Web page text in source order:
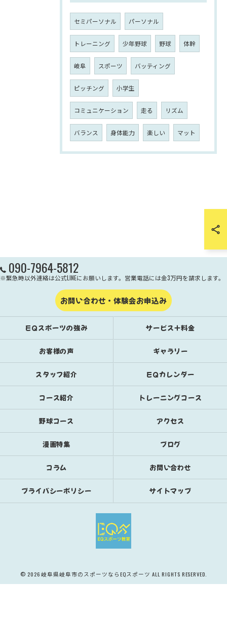
セミパーソナル パーソナル
トレーニング 少年野球 野球 体幹
岐阜 スポーツ バッティング
ピッチング 小学生
コミュニケーション 走る リズム
バランス 身体能力 楽しい マット
090-7964-5812
※緊急時以外連絡は公式LINEにお願いします。営業電話には金3万円を請求します。
お問い合わせ・体験会お申込み
EQスポーツの強み サービス＋料金
お客様の声 ギャラリー
スタッフ紹介 EQカレンダー
コース紹介 トレーニングコース
野球コース アクセス
漫画特集 ブログ
コラム お問い合わせ
プライバシーポリシー サイトマップ
© 2026 岐阜県岐阜市のスポーツならEQスポーツ ALL RIGHTS RESERVED.